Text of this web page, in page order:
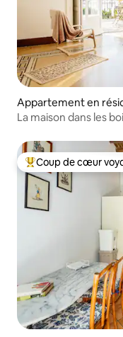
Appartement en
La maison dans les
Coups de cœur
Coup de cœur